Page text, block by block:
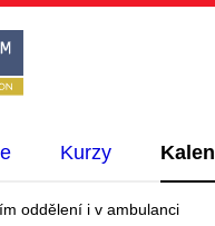
Kurzy
oddělení i v ambulanci